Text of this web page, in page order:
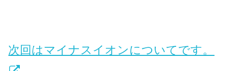
次回はマイナスイオンについてです。